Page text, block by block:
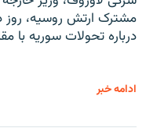
مشترک ارتش روسیه، روز
درباره تحولات سوریه با
ادامه خبر